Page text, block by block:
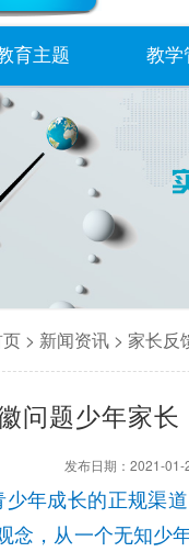
育主题 教学
> 新闻资讯 > 家长反
问题少年家长
发布日期：2021-
少年成长的正规渠
念，从一个无知少